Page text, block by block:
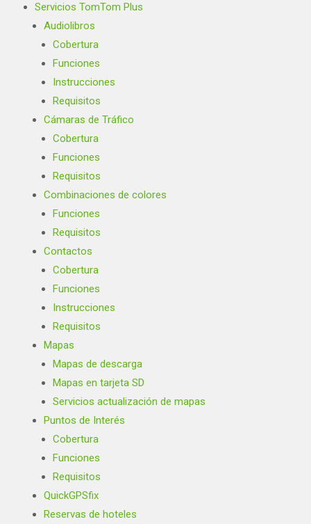
Servicios TomTom Plus
Audiolibros
Cobertura
Funciones
Instrucciones
Requisitos
Cámaras de Tráfico
Cobertura
Funciones
Requisitos
Combinaciones de colores
Funciones
Requisitos
Contactos
Cobertura
Funciones
Instrucciones
Requisitos
Mapas
Mapas de descarga
Mapas en tarjeta SD
Servicios actualización de mapas
Puntos de Interés
Cobertura
Funciones
Requisitos
QuickGPSfix
Reservas de hoteles